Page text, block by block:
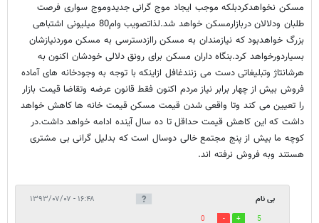
مسکن نخواهدکردبلکه موجب ایجاد موج گرانی جدیدوموج سواری فرصت
طلبان ودلالان دربازارمسکن خواهد شد.لذاتصویب وام80 میلیونی اشتباهی
بزرگ خواهدبود که نیازمندان به مسکن راازدسترسی به مسکن موردنیازشان
بسیاردورخواهد کرد.بنگاه داران مسکن برای رونق دلالی خودشان اکنون به
هرشانتاژ وتبلیغاتی دست می زنندغافل ازاینکه با توجه به وجودخانه های آماده
فروش بیش از چهار برابر نیاز مردم اکنون فقط قانون عرضه وتقاضا قیمت بازار
را تعیین می کند وتا واقعی شدن قیمت مسکن قیمت خانه ها کاهش خواهد
داشت که این کاهش قیمت حداقل تا ده سال آینده ادامه خواهد داشت.در
کوچه ما بیش از پنج مجتمع خالی دوسال است که بدلیل گرانی بی مشتری
هستند وبه فروش نرفته اند.
بی نام ۱۶:۴۸ - ۱۳۹۳/۰۷/۰۷
5
0